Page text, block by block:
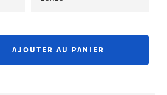
AJOUTER AU PANIER